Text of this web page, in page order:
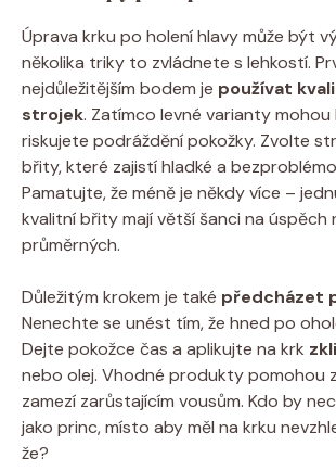
Úprava krku po holení hlavy může být
několika triky to zvládnete s lehkostí.
nejdůležitějším bodem je používat
strojek. Zatímco levné varianty mohou
riskujete podráždění pokožky. Zvolte
břity, které zajistí hladké a
Pamatujte, že méně je někdy více –
kvalitní břity mají větší šanci na úspěch
průměrných.
Důležitým krokem je také předcházet
Nenechte se unést tím, že hned po
Dejte pokožce čas a aplikujte na krk
nebo olej. Vhodné produkty pomohou
zamezí zarůstajícím vousům. Kdo by
jako princ, místo aby měl na krku
že?